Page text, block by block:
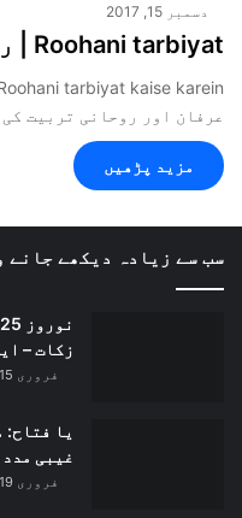
دسمبر 15, 2017
Roohani tarbiyat | روحانی تربیت
عرفان اور روحانی تربیت
مزید پڑھیں
سب سے زیادہ دیکھے جانے
زکات –
فروری 15, 2026
یا فتاح:
غیبی
فروری 19, 2025